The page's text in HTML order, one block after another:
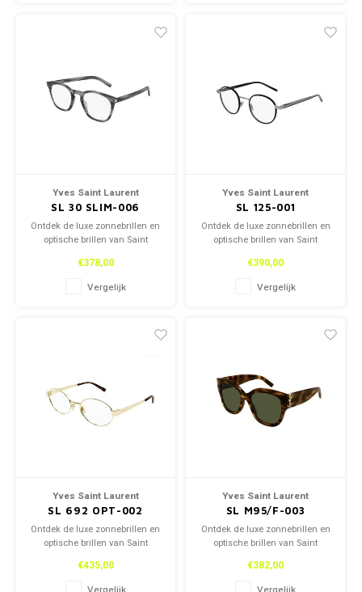
Yves Saint Laurent
SL 30 SLIM-006
Ontdek de luxe zonnebrillen en
optische brillen van Saint
als online. Tijdloos design en
topkwaliteit voor een stijlvolle
look.
€378,00
Vergelijk
Yves Saint Laurent
SL 125-001
Ontdek de luxe zonnebrillen en
optische brillen van Saint
als online. Tijdloos design en
topkwaliteit voor een stijlvolle
look.
€390,00
Vergelijk
Yves Saint Laurent
SL 692 OPT-002
Ontdek de luxe zonnebrillen en
optische brillen van Saint
als online. Tijdloos design en
topkwaliteit voor een stijlvolle
€435,00
Yves Saint Laurent
SL M95/F-003
Ontdek de luxe zonnebrillen en
optische brillen van Saint
als online. Tijdloos design en
topkwaliteit voor een stijlvolle
€382,00